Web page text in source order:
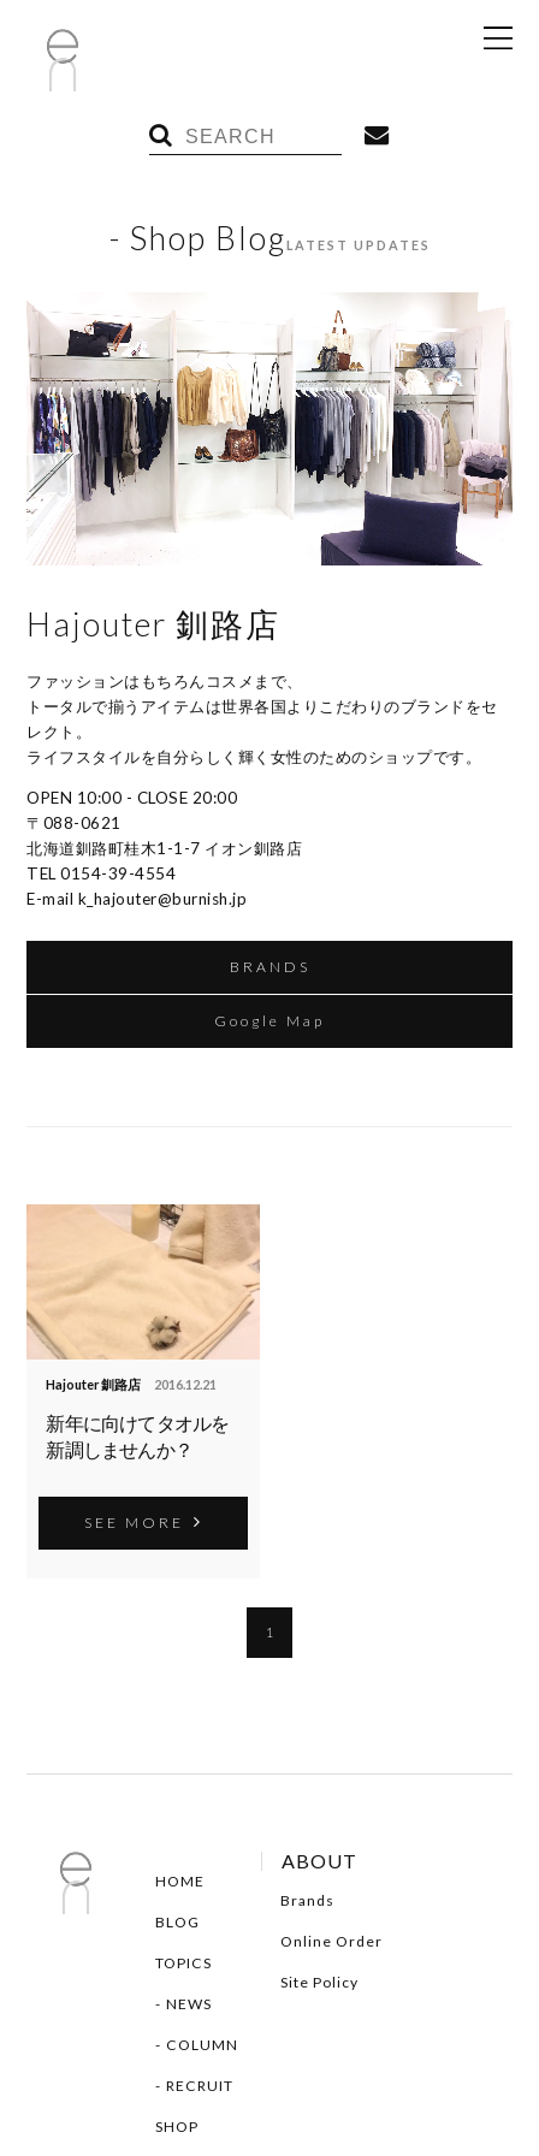
- Shop BlogLATEST UPDATES
Hajouter 釧路店
ファッションはもちろんコスメまで、
トータルで揃うアイテムは世界各国よりこだわりのブランドをセ
レクト。
ライフスタイルを自分らしく輝く女性のためのショップです。
OPEN 10:00 - CLOSE 20:00
〒088-0621
北海道釧路町桂木1-1-7 イオン釧路店
TEL 0154-39-4554
E-mail k_hajouter@burnish.jp
BRANDS
Google Map
Hajouter 釧路店 2016.12.21
新年に向けてタオルを
新調しませんか？
SEE MORE
1
HOME
BLOG
TOPICS
NEWS
COLUMN
RECRUIT
SHOP
ABOUT
Brands
Online Order
Site Policy